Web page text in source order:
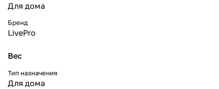
Для дома
Бренд
LivePro
Вес
Тип назначения
Для дома